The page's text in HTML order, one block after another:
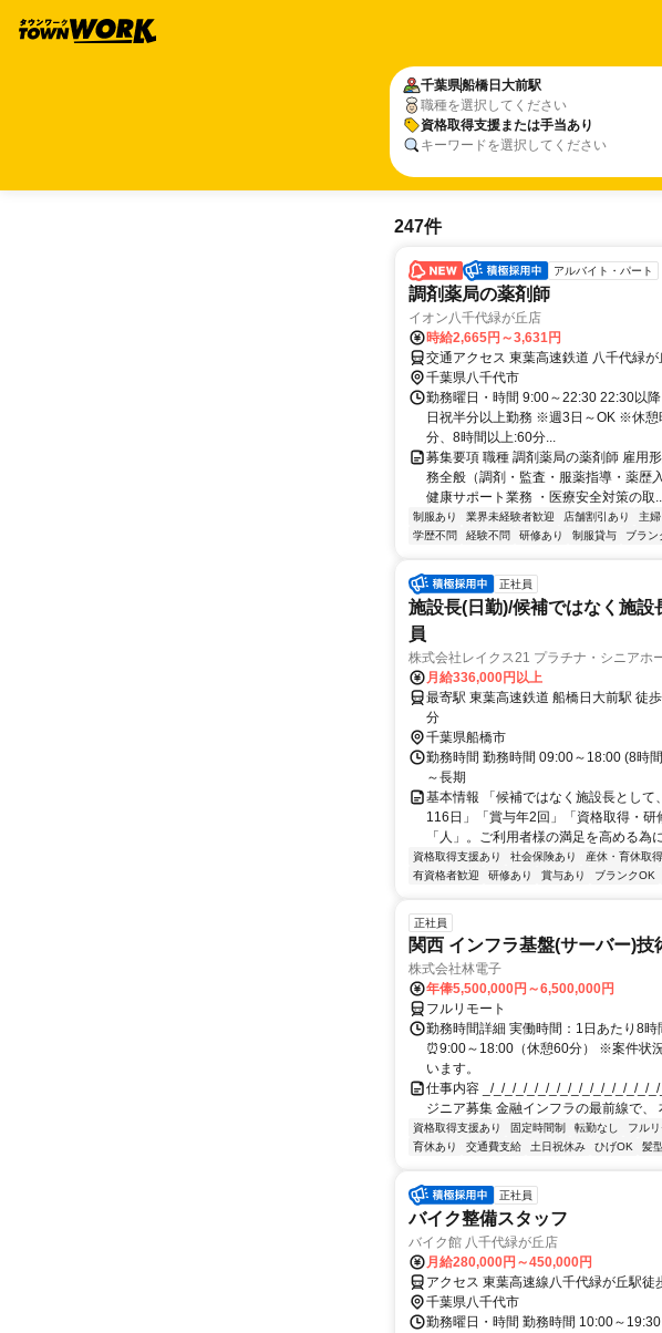
千葉県船橋日大前駅
職種を選択してください
資格取得支援または手当あり
キーワードを選択してください
247件
アルバイト・パート
調剤薬局の薬剤師
イオン八千代緑が丘店
時給2,665円～3,631円
交通アクセス 東葉高速鉄道 八千代緑
千葉県八千代市
勤務曜日・時間 9:00～22:30 22:30以
日祝半分以上勤務 ※週3日～OK ※休
分、8時間以上:60分...
募集要項 職種 調剤薬局の薬剤師 雇用
務全般（調剤・監査・服薬指導・薬歴
健康サポート業務 ・医療安全対策の取
制服あり 業界未経験者歓迎 店舗割引あり 主
学歴不問
経験不問 研修あり 制服貸与 ブラン
正社員
施設長(日勤)/候補ではなく施
員
株式会社レイクス21 プラチナ・シニアホ
月給336,000円以上
最寄駅 東葉高速鉄道 船橋日大前駅 徒歩10分 東葉高速鉄道 八千代緑が
分
千葉県船橋市
勤務時間 勤務時間 09:00～18:00 (8時
～長期
基本情報 「候補ではなく施設長として
116日」「賞与年2回」「資格取得・
「人」。ご利用者様の満足を高める為
資格取得支援あり 社会保険あり 産休・育休取
有資格者歓迎
研修あり 賞与あり ブランクOK
正社員
関西 インフラ基盤(サーバー)技
株式会社林電子
年俸5,500,000円～6,500,000円
フルリモート
勤務時間詳細 実働時間：1日あたり8
⏰9:00～18:00（休憩60分） ※案件状
います。
仕事内容 _/_/_/_/_/_/_/_/_/_/_/_/_/_/_/
ジニア募集 金融インフラの最前線で
資格取得支援あり 固定時間制 転勤なし フル
育休あり
交通費支給 土日祝休み ひげOK 髪
正社員
バイク整備スタッフ
バイク館 八千代緑が丘店
月給280,000円～450,000円
アクセス 東葉高速線八千代緑が丘駅徒
千葉県八千代市
勤務曜日・時間 勤務時間 10:00～